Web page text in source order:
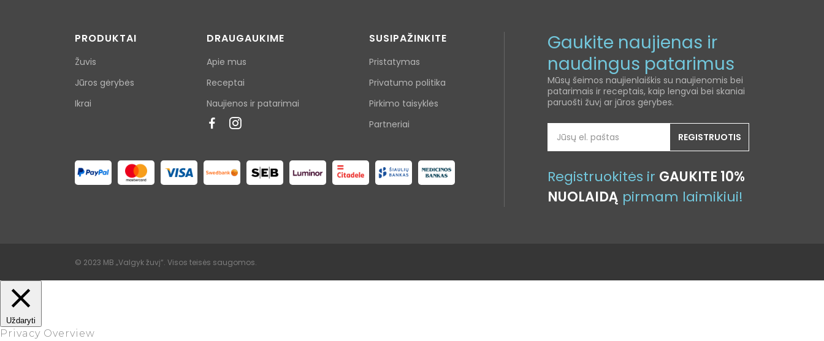
PRODUKTAI
Žuvis
Jūros gėrybės
Ikrai
DRAUGAUKIME
Apie mus
Receptai
Naujienos ir patarimai
SUSIPAŽINKITE
Pristatymas
Privatumo politika
Pirkimo taisyklės
Partneriai
Gaukite naujienas ir
naudingus patarimus
Mūsų šeimos naujienlaiškis su naujienomis bei
patarimais ir receptais, kaip lengvai bei skaniai
paruošti žuvį ar jūros gėrybes.
REGISTRUOTIS
Registruokitės ir GAUKITE 10%
NUOLAIDĄ pirmam laimikiui!
© 2023 MB „Valgyk žuvį“. Visos teisės saugomos.
Uždaryti
Privacy Overview